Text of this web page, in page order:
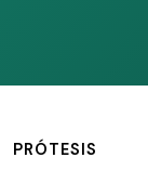
PRÓTESIS